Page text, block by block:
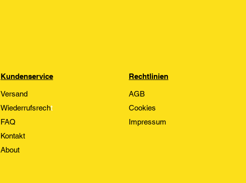
Kundenservice
Versand
Wiederrufsrecht
FAQ
Kontakt
About
Rechtlinien
AGB
Cookies
Impressum